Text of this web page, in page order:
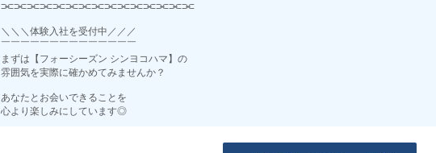
⫘⫘⫘⫘⫘⫘⫘⫘⫘⫘⫘⫘⫘⫘⫘
＼＼＼体験入社を受付中／／／
￣￣￣￣￣￣￣￣￣￣￣￣￣￣
まずは【フォーシーズン シンヨコハマ】の
雰囲気を実際に確かめてみませんか？
あなたとお会いできることを
心より楽しみにしています◎